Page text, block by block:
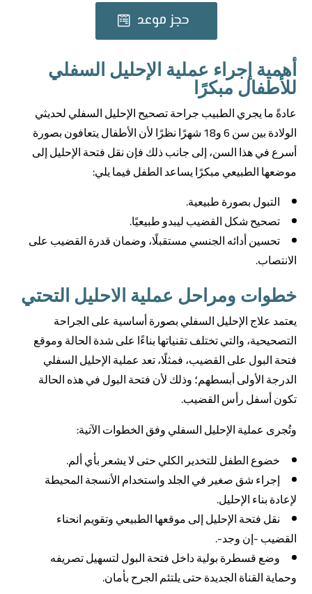
حجز موعد
أهمية إجراء عملية الإحليل السفلي
للأطفال مبكرًا
عادةً ما يجري الطبيب جراحة تصحيح الإحليل السفلي لحديثي
الولادة بين سن 6 و18 شهرًا نظرًا لأن الأطفال يتعافون بصورة
أسرع في هذا السن، إلى جانب ذلك فإن نقل فتحة الإحليل إلى
موضعها الطبيعي مبكرًا يساعد الطفل فيما يلي:
التبول بصورة طبيعية.
تصحيح شكل القضيب ليبدو طبيعيًا.
تحسين أدائه الجنسي مستقبلًا، وضمان قدرة القضيب على
الانتصاب.
خطوات ومراحل عملية الاحليل التحتي
يعتمد علاج الإحليل السفلي بصورة أساسية على الجراحة
التصحيحية، والتي تختلف تقنياتها بناءًا على شدة الحالة وموقع
فتحة البول على القضيب، فمثلًا، تعد عملية الإحليل السفلي
الدرجة الأولى أبسطهم؛ وذلك لأن فتحة البول في هذه الحالة
تكون أسفل رأس القضيب.
وتُجرى عملية الإحليل السفلي وفق الخطوات الآتية:
خضوع الطفل للتخدير الكلي حتى لا يشعر بأي ألم.
إجراء شق صغير في الجلد واستخدام الأنسجة المحيطة
لإعادة بناء الإحليل.
نقل فتحة الإحليل إلى موقعها الطبيعي وتقويم انحناء
القضيب -إن وجد-.
وضع قسطرة بولية داخل فتحة البول لتسهيل تصريفه
وحماية القناة الجديدة حتى يلتئم الجرح بأمان.